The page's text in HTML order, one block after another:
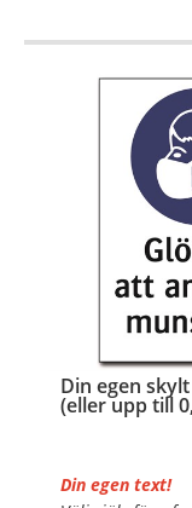
Din egen
(eller upp till
Din egen text!